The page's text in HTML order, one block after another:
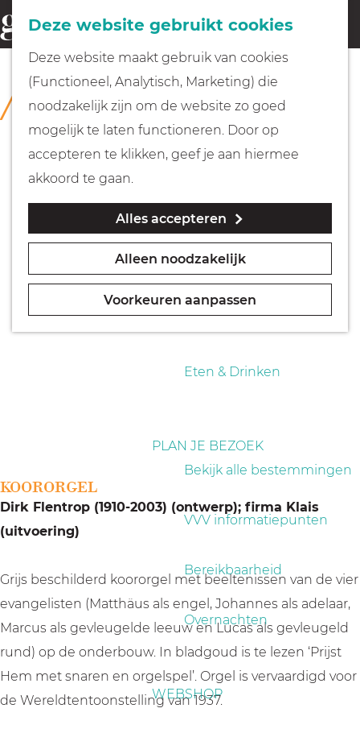
Deze website gebruikt cookies
Deze website maakt gebruik van cookies
(Functioneel, Analytisch, Marketing) die
noodzakelijk zijn om de website zo goed
mogelijk te laten functioneren. Door op
accepteren te klikken, geef je aan hiermee
akkoord te gaan.
Alles accepteren
Alleen noodzakelijk
Voorkeuren aanpassen
G
a
Fietsen
Wandelen
Geocachen
Naar het museum
Eten & Drinken
PLAN JE BEZOEK
Bekijk alle bestemmingen
VVV informatiepunten
Bereikbaarheid
Overnachten
WEBSHOP
o
e
k
e
n
COLLECTIE
Collectie Grote Kerk Naarden
KOORORGEL
Dirk Flentrop (1910-2003) (ontwerp); firma Klais
(uitvoering)
Grijs beschilderd koororgel met beeltenissen van de vier
evangelisten (Matthäus als engel, Johannes als adelaar,
Marcus als gevleugelde leeuw en Lucas als gevleugeld
rund) op de onderbouw. In bladgoud is te lezen ‘Prijst
Hem met snaren en orgelspel’. Orgel is vervaardigd voor
de Wereldtentoonstelling van 1937.